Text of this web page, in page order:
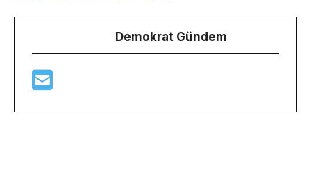
Demokrat Gündem